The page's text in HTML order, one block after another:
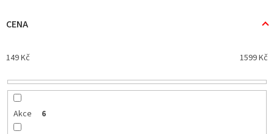
n
r
d
CENA
149Kč 1599Kč
Akce 6